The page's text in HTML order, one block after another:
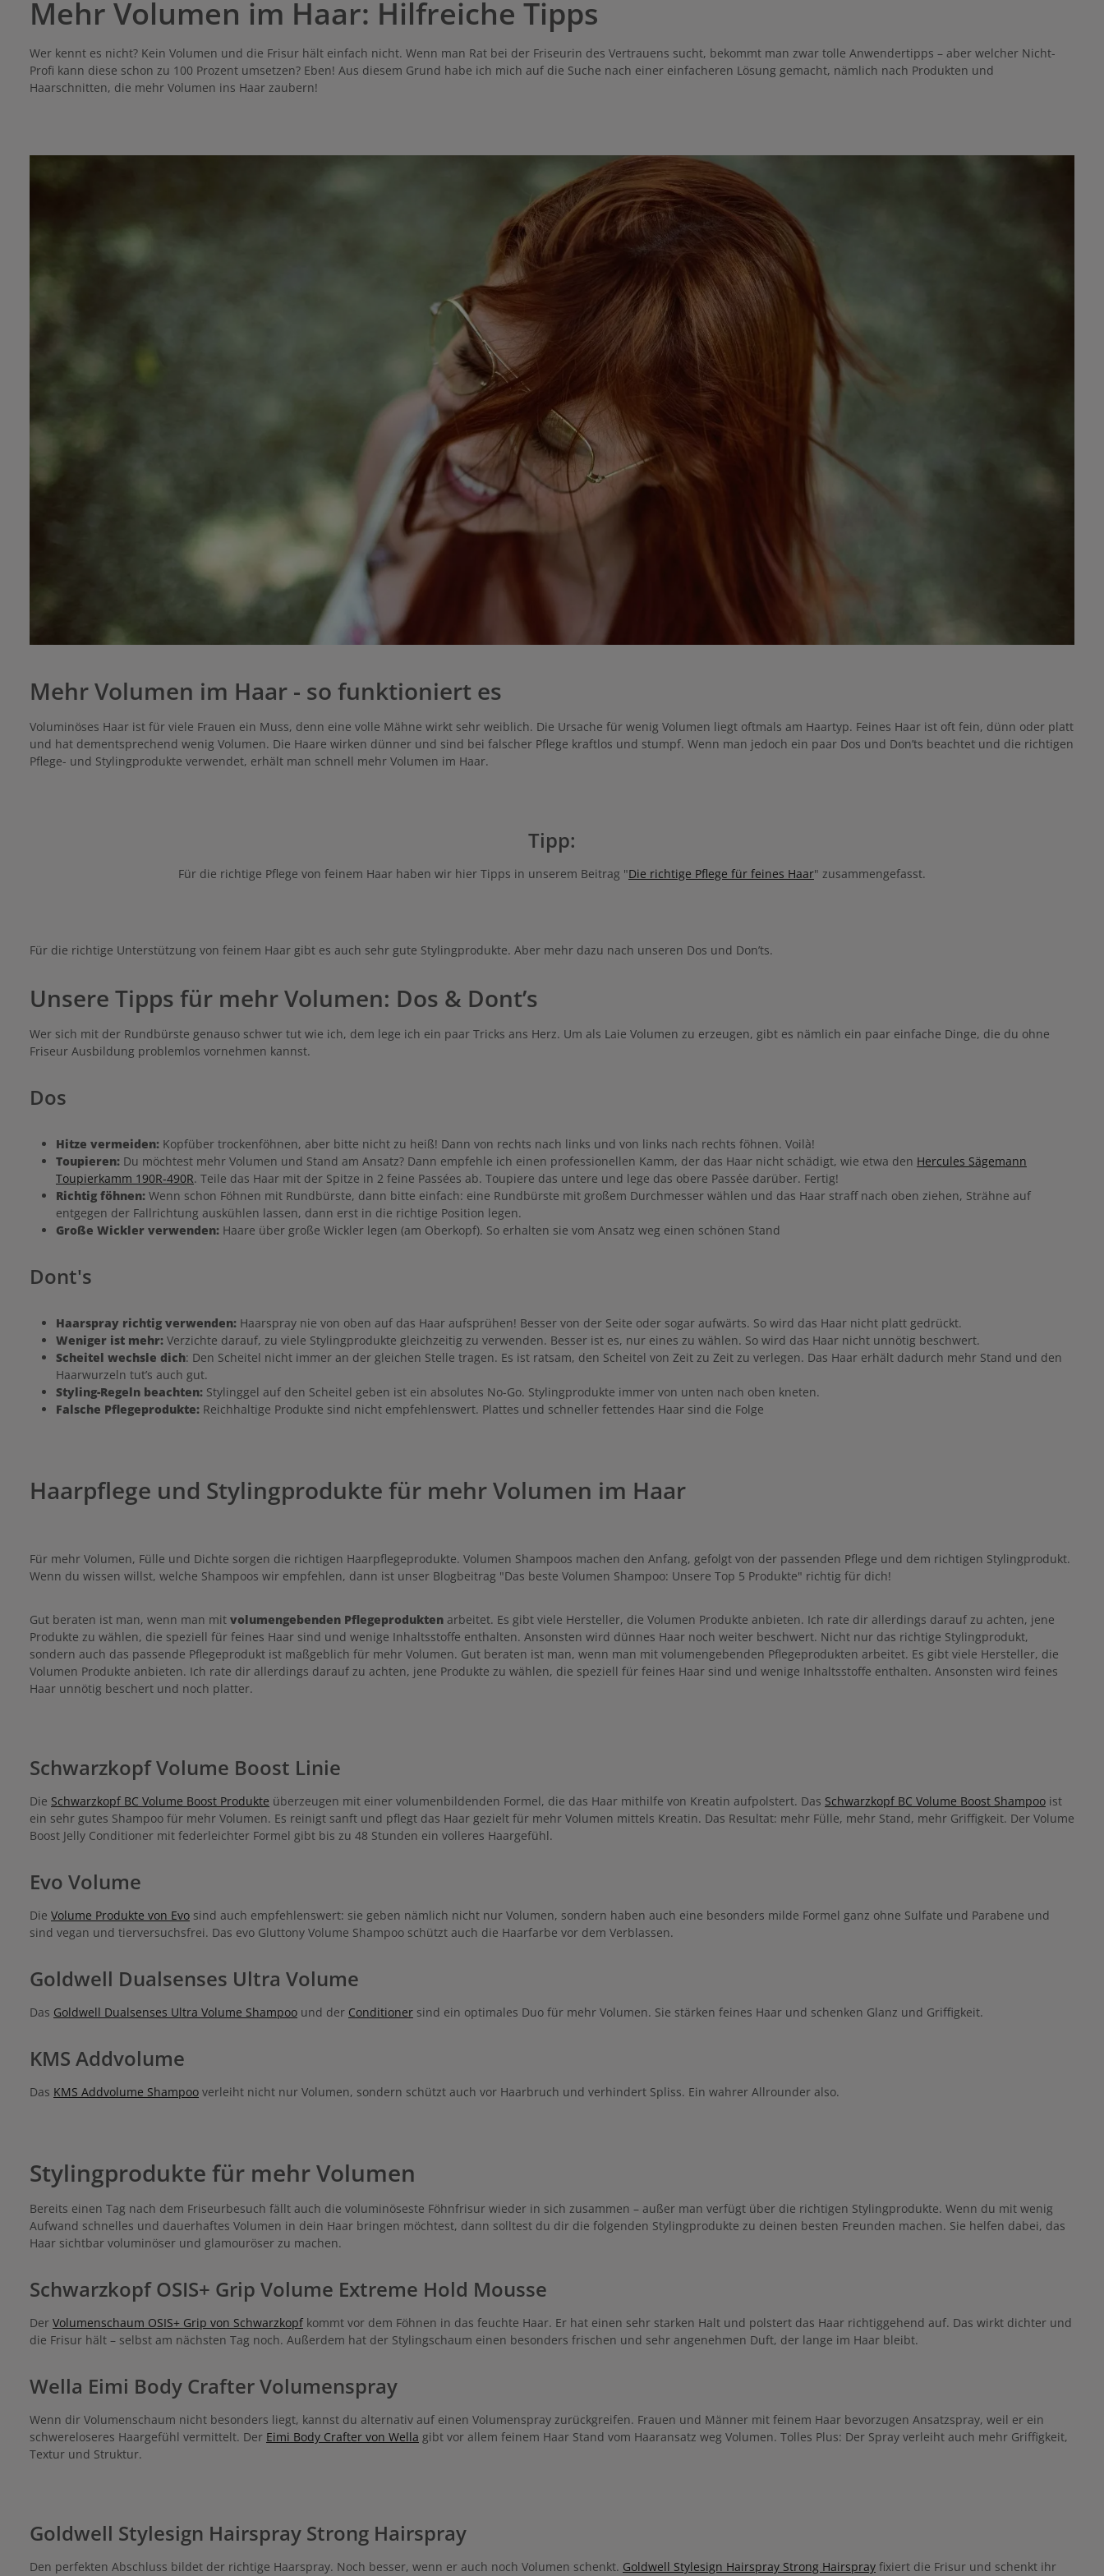
Mehr Volumen im Haar: Hilfreiche Tipps
Wer kennt es nicht? Kein Volumen und die Frisur hält einfach nicht. Wenn man Rat bei der Friseurin des Vertrauens sucht, bekommt man zwar tolle Anwendertipps – aber welcher Nicht-
Profi kann diese schon zu 100 Prozent umsetzen? Eben! Aus diesem Grund habe ich mich auf die Suche nach einer einfacheren Lösung gemacht, nämlich nach Produkten und
Haarschnitten, die mehr Volumen ins Haar zaubern!
Mehr Volumen im Haar - so funktioniert es
Voluminöses Haar ist für viele Frauen ein Muss, denn eine volle Mähne wirkt sehr weiblich. Die Ursache für wenig Volumen liegt oftmals am Haartyp. Feines Haar ist oft fein, dünn oder platt
und hat dementsprechend wenig Volumen. Die Haare wirken dünner und sind bei falscher Pflege kraftlos und stumpf. Wenn man jedoch ein paar Dos und Don’ts beachtet und die richtigen
Pflege- und Stylingprodukte verwendet, erhält man schnell mehr Volumen im Haar.
Tipp:
Für die richtige Pflege von feinem Haar haben wir hier Tipps in unserem Beitrag "Die richtige Pflege für feines Haar" zusammengefasst.
Für die richtige Unterstützung von feinem Haar gibt es auch sehr gute Stylingprodukte. Aber mehr dazu nach unseren Dos und Don’ts.
Unsere Tipps für mehr Volumen: Dos & Dont’s
Wer sich mit der Rundbürste genauso schwer tut wie ich, dem lege ich ein paar Tricks ans Herz. Um als Laie Volumen zu erzeugen, gibt es nämlich ein paar einfache Dinge, die du ohne
Friseur Ausbildung problemlos vornehmen kannst.
Dos
Hitze vermeiden: Kopfüber trockenföhnen, aber bitte nicht zu heiß! Dann von rechts nach links und von links nach rechts föhnen. Voilà!
Toupieren: Du möchtest mehr Volumen und Stand am Ansatz? Dann empfehle ich einen professionellen Kamm, der das Haar nicht schädigt, wie etwa den Hercules Sägemann
Toupierkamm 190R-490R. Teile das Haar mit der Spitze in 2 feine Passées ab. Toupiere das untere und lege das obere Passée darüber. Fertig!
Richtig föhnen: Wenn schon Föhnen mit Rundbürste, dann bitte einfach: eine Rundbürste mit großem Durchmesser wählen und das Haar straff nach oben ziehen, Strähne auf
entgegen der Fallrichtung auskühlen lassen, dann erst in die richtige Position legen.
Große Wickler verwenden: Haare über große Wickler legen (am Oberkopf). So erhalten sie vom Ansatz weg einen schönen Stand
Dont's
Haarspray richtig verwenden: Haarspray nie von oben auf das Haar aufsprühen! Besser von der Seite oder sogar aufwärts. So wird das Haar nicht platt gedrückt.
Weniger ist mehr: Verzichte darauf, zu viele Stylingprodukte gleichzeitig zu verwenden. Besser ist es, nur eines zu wählen. So wird das Haar nicht unnötig beschwert.
Scheitel wechsle dich: Den Scheitel nicht immer an der gleichen Stelle tragen. Es ist ratsam, den Scheitel von Zeit zu Zeit zu verlegen. Das Haar erhält dadurch mehr Stand und den
Haarwurzeln tut’s auch gut.
Styling-Regeln beachten: Stylinggel auf den Scheitel geben ist ein absolutes No-Go. Stylingprodukte immer von unten nach oben kneten.
Falsche Pflegeprodukte: Reichhaltige Produkte sind nicht empfehlenswert. Plattes und schneller fettendes Haar sind die Folge
Haarpflege und Stylingprodukte für mehr Volumen im Haar
Für mehr Volumen, Fülle und Dichte sorgen die richtigen Haarpflegeprodukte. Volumen Shampoos machen den Anfang, gefolgt von der passenden Pflege und dem richtigen Stylingprodukt.
Wenn du wissen willst, welche Shampoos wir empfehlen, dann ist unser Blogbeitrag "Das beste Volumen Shampoo: Unsere Top 5 Produkte" richtig für dich!
Gut beraten ist man, wenn man mit volumengebenden Pflegeprodukten arbeitet. Es gibt viele Hersteller, die Volumen Produkte anbieten. Ich rate dir allerdings darauf zu achten, jene
Produkte zu wählen, die speziell für feines Haar sind und wenige Inhaltsstoffe enthalten. Ansonsten wird dünnes Haar noch weiter beschwert. Nicht nur das richtige Stylingprodukt,
sondern auch das passende Pflegeprodukt ist maßgeblich für mehr Volumen. Gut beraten ist man, wenn man mit volumengebenden Pflegeprodukten arbeitet. Es gibt viele Hersteller, die
Volumen Produkte anbieten. Ich rate dir allerdings darauf zu achten, jene Produkte zu wählen, die speziell für feines Haar sind und wenige Inhaltsstoffe enthalten. Ansonsten wird feines
Haar unnötig beschert und noch platter.
Schwarzkopf Volume Boost Linie
Die Schwarzkopf BC Volume Boost Produkte überzeugen mit einer volumenbildenden Formel, die das Haar mithilfe von Kreatin aufpolstert. Das Schwarzkopf BC Volume Boost Shampoo ist
ein sehr gutes Shampoo für mehr Volumen. Es reinigt sanft und pflegt das Haar gezielt für mehr Volumen mittels Kreatin. Das Resultat: mehr Fülle, mehr Stand, mehr Griffigkeit. Der Volume
Boost Jelly Conditioner mit federleichter Formel gibt bis zu 48 Stunden ein volleres Haargefühl.
Evo Volume
Die Volume Produkte von Evo sind auch empfehlenswert: sie geben nämlich nicht nur Volumen, sondern haben auch eine besonders milde Formel ganz ohne Sulfate und Parabene und
sind vegan und tierversuchsfrei. Das evo Gluttony Volume Shampoo schützt auch die Haarfarbe vor dem Verblassen.
Goldwell Dualsenses Ultra Volume
Das Goldwell Dualsenses Ultra Volume Shampoo und der Conditioner sind ein optimales Duo für mehr Volumen. Sie stärken feines Haar und schenken Glanz und Griffigkeit.
KMS Addvolume
Das KMS Addvolume Shampoo verleiht nicht nur Volumen, sondern schützt auch vor Haarbruch und verhindert Spliss. Ein wahrer Allrounder also.
Stylingprodukte für mehr Volumen
Bereits einen Tag nach dem Friseurbesuch fällt auch die voluminöseste Föhnfrisur wieder in sich zusammen – außer man verfügt über die richtigen Stylingprodukte. Wenn du mit wenig
Aufwand schnelles und dauerhaftes Volumen in dein Haar bringen möchtest, dann solltest du dir die folgenden Stylingprodukte zu deinen besten Freunden machen. Sie helfen dabei, das
Haar sichtbar voluminöser und glamouröser zu machen.
Schwarzkopf OSIS+ Grip Volume Extreme Hold Mousse
Der Volumenschaum OSIS+ Grip von Schwarzkopf kommt vor dem Föhnen in das feuchte Haar. Er hat einen sehr starken Halt und polstert das Haar richtiggehend auf. Das wirkt dichter und
die Frisur hält – selbst am nächsten Tag noch. Außerdem hat der Stylingschaum einen besonders frischen und sehr angenehmen Duft, der lange im Haar bleibt.
Wella Eimi Body Crafter Volumenspray
Wenn dir Volumenschaum nicht besonders liegt, kannst du alternativ auf einen Volumenspray zurückgreifen. Frauen und Männer mit feinem Haar bevorzugen Ansatzspray, weil er ein
schwereloseres Haargefühl vermittelt. Der Eimi Body Crafter von Wella gibt vor allem feinem Haar Stand vom Haaransatz weg Volumen. Tolles Plus: Der Spray verleiht auch mehr Griffigkeit,
Textur und Struktur.
Goldwell Stylesign Hairspray Strong Hairspray
Den perfekten Abschluss bildet der richtige Haarspray. Noch besser, wenn er auch noch Volumen schenkt. Goldwell Stylesign Hairspray Strong Hairspray fixiert die Frisur und schenkt ihr